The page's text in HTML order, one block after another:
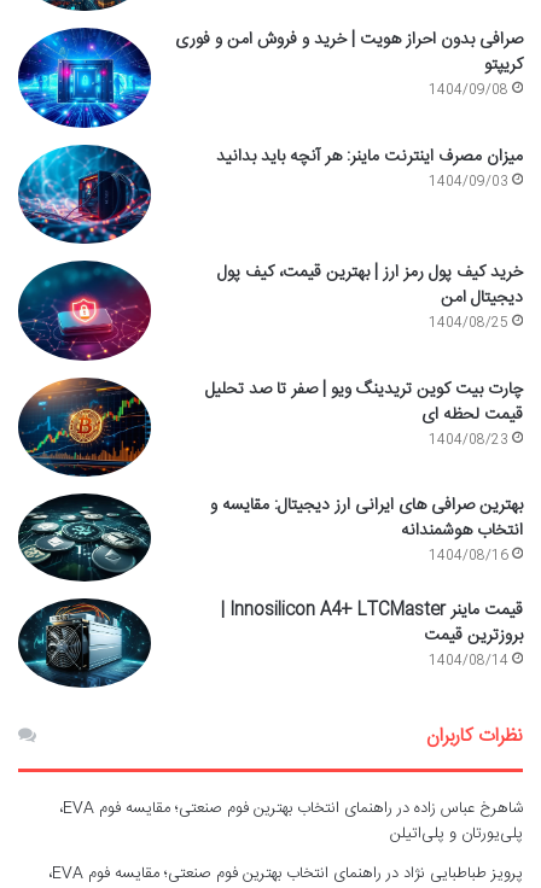
صرافی بدون احراز هویت | خرید و فروش امن و فوری
کریپتو
1404/09/08
میزان مصرف اینترنت ماینر: هر آنچه باید بدانید
1404/09/03
خرید کیف پول رمز ارز | بهترین قیمت، کیف پول
دیجیتال امن
1404/08/25
چارت بیت کوین تریدینگ ویو | صفر تا صد تحلیل
قیمت لحظه ای
1404/08/23
بهترین صرافی های ایرانی ارز دیجیتال: مقایسه و
انتخاب هوشمندانه
1404/08/16
قیمت ماینر Innosilicon A4+ LTCMaster |
بروزترین قیمت
1404/08/14
نظرات کاربران
شاهرخ عباس زادهدر
راهنمای انتخاب بهترین فوم صنعتی؛ مقایسه فوم EVA،
پلی‌یورتان و پلی‌اتیلن
پرویز طباطبایی نژاد در
راهنمای انتخاب بهترین فوم صنعتی؛ مقایسه فوم EVA،